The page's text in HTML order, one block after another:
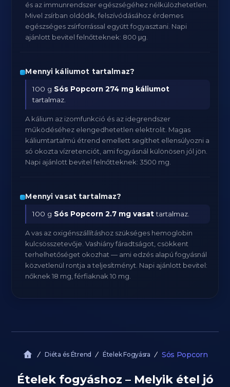
és az immunrendszer egészségéhez nélkülözhetetlen.
Mivel zsírban oldódik, felszívódásához érdemes
egészséges zsírforrással együtt fogyasztani. Napi
ajánlott bevitel felnőtteknek: 800 μg.
Mennyi káliumot tartalmaz?
100 g Sós Popcorn 274 mg káliumot
tartalmaz.
A kálium az izomfunkció és az idegrendszer
működéséhez elengedhetetlen elektrolit. Magas
káliumtartalmú étrend emellett segíthet ellensúlyozni a
só okozta vízretenciót, ami fogyásnál különösen jól jön.
Napi ajánlott bevitel felnőtteknek: 3500 mg.
Mennyi vasat tartalmaz?
100 g Sós Popcorn 2.7 mg vasattartalmaz.
A vas az oxigénszállításhoz szükséges hemoglobin
kulcsösszetevője. Vashiány fáradtságot, csökkent
terhelhetőséget okozhat — ami edzés alapú fogyásnál
közvetlenül rontja a teljesítményt. Napi ajánlott bevitel:
nőknek 18 mg, férfiaknak 10 mg.
Diéta és Étrend Ételek Fogyásra Sós Popcorn
Ételek fogyáshoz – Melyik étel jó